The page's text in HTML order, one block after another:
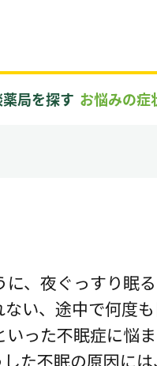
局を探す お悩みの症
、夜ぐっすり眠
い、途中で何度
った不眠症に悩
た不眠の原因に